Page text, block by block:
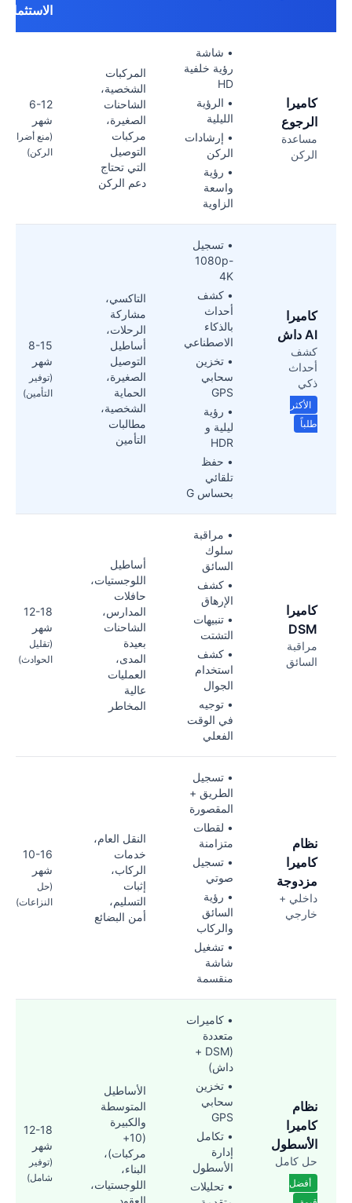
الاستثمار
كاميرا
الرجوع
مساعدة
الركن
• شاشة
رؤية خلفية
HD
• الرؤية
الليلية
• إرشادات
الركن
• رؤية
واسعة
الزاوية
المركبات
الشخصية،
الشاحنات
الصغيرة،
مركبات
التوصيل
التي تحتاج
دعم الركن
6-12
شهر
(منع أضرار
الركن)
كاميرا
AI داش
كشف
أحداث
ذكي
الأكثر
طلباً
• تسجيل
1080p-
4K
• كشف
أحداث
بالذكاء
الاصطناعي
• تخزين
سحابي
GPS
• رؤية
ليلية و
HDR
• حفظ
تلقائي
بحساس G
التاكسي،
مشاركة
الرحلات،
أساطيل
التوصيل
الصغيرة،
الحماية
الشخصية،
مطالبات
التأمين
8-15
شهر
(توفير
التأمين)
كاميرا
DSM
مراقبة
السائق
• مراقبة
سلوك
السائق
• كشف
الإرهاق
• تنبيهات
التشتت
• كشف
استخدام
الجوال
• توجيه
في الوقت
الفعلي
أساطيل
اللوجستيات،
حافلات
المدارس،
الشاحنات
بعيدة
المدى،
العمليات
عالية
المخاطر
12-18
شهر
(تقليل
الحوادث)
نظام
كاميرا
مزدوجة
داخلي +
خارجي
• تسجيل
الطريق +
المقصورة
• لقطات
متزامنة
• تسجيل
صوتي
• رؤية
السائق
والركاب
• تشغيل
شاشة
منقسمة
النقل العام،
خدمات
الركاب،
إثبات
التسليم،
أمن البضائع
10-16
شهر
(حل
النزاعات)
نظام
كاميرا
الأسطول
حل كامل
أفضل
• كاميرات
متعددة
(DSM +
داش)
• تخزين
سحابي
GPS
• تكامل
إدارة
الأسطول
• تحليلات
الأساطيل
المتوسطة
والكبيرة
(10+
مركبات)،
البناء،
اللوجستيات،
العقود
12-18
شهر
(توفير
شامل)